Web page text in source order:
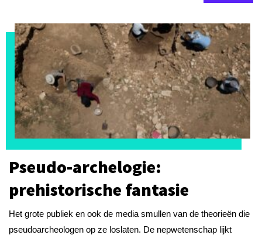
Pseudo-archelogie:
prehistorische fantasie
Het grote publiek en ook de media smullen van de theorieën die
pseudoarcheologen op ze loslaten. De nepwetenschap lijkt